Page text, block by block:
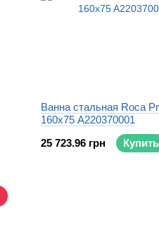
Ванна стальная Roca
160x75 A220370001
25 723.96 грн
Купить